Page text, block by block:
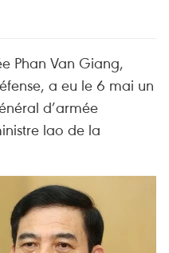
Phan Van Giang,
a eu le 6 mai un
d’armée
lao de la